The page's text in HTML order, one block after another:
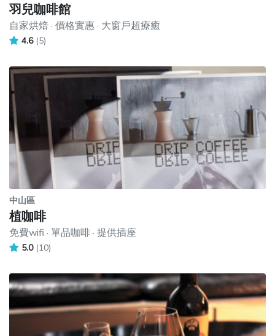
羽兒咖啡館
自家烘焙 · 價格實惠 · 大窗戶超療癒
4.6 (5)
中山區
植咖啡
免費wifi · 單品咖啡 · 提供插座
5.0 (10)